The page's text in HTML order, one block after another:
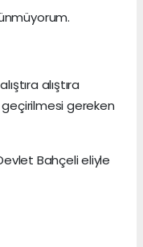
alıştıra
gereken
Bahçeli eliyle